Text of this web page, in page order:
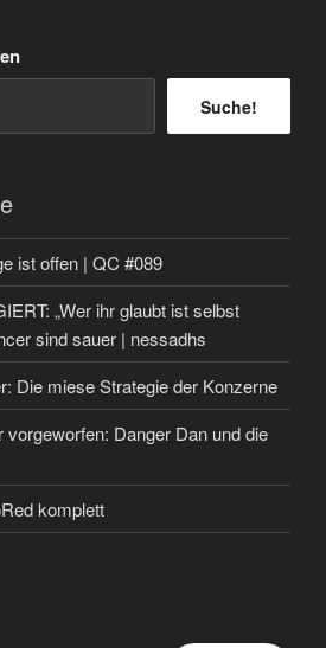
Suche!
ist offen | QC #089
„Wer ihr glaubt ist selbst
sind sauer | nessadhs
Die miese Strategie der Konzerne
Danger Dan und die
komplett